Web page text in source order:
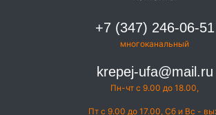
+7 (347) 246-06-51
многоканальный
krepej-ufa@mail.ru
Пн-чт с 9.00 до 18.00,
Пт с 9.00 до 17.00, Сб и Вс -